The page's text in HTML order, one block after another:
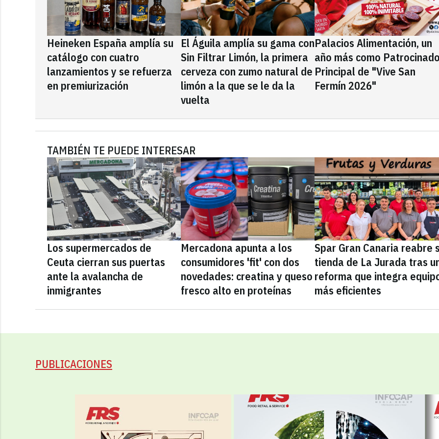
Heineken España amplía su
catálogo con cuatro
lanzamientos y se refuerza
en premiurización
El Águila amplía su gama con
Sin Filtrar Limón, la primera
cerveza con zumo natural de
limón a la que se le da la
vuelta
Palacios Alimentación, un
año más como
Principal de "Vive San
Fermín 2026"
TAMBIÉN TE PUEDE INTERESAR
Los supermercados de
Ceuta cierran sus puertas
ante la avalancha de
inmigrantes
Mercadona apunta a los
consumidores 'fit' con dos
novedades: creatina y queso
fresco alto en proteínas
Spar Gran Canaria reabre
tienda de La Jurada tras
reforma que integra
más eficientes
PUBLICACIONES